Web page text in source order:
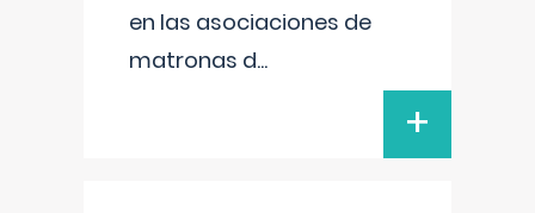
en las asociaciones de
matronas d...
+